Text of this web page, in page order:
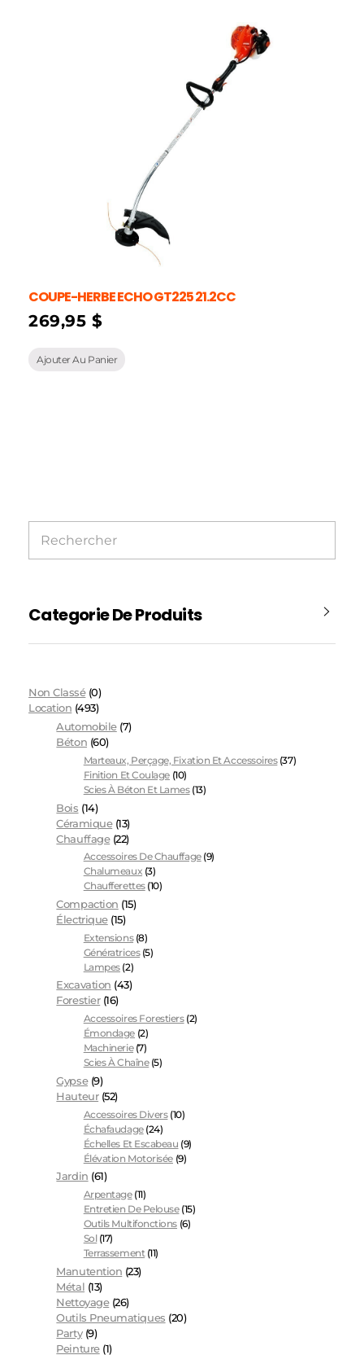
COUPE-HERBE ECHO GT225 21.2CC
269,95$
Ajouter Au Panier
Categorie De Produits
Non Classé (0)
Location (493)
Automobile (7)
Béton (60)
Marteaux, Perçage, Fixation Et Accessoires (37)
Finition Et Coulage (10)
Scies À Béton Et Lames (13)
Bois (14)
Céramique (13)
Chauffage (22)
Accessoires De Chauffage (9)
Chalumeaux (3)
Chaufferettes (10)
Compaction (15)
Électrique (15)
Extensions (8)
Génératrices (5)
Lampes (2)
Excavation (43)
Forestier (16)
Accessoires Forestiers (2)
Émondage (2)
Machinerie (7)
Scies À Chaîne (5)
Gypse (9)
Hauteur (52)
Accessoires Divers (10)
Échafaudage (24)
Échelles Et Escabeau (9)
Élévation Motorisée (9)
Jardin (61)
Arpentage (11)
Entretien De Pelouse (15)
Outils Multifonctions (6)
Sol (17)
Terrassement (11)
Manutention (23)
Métal (13)
Nettoyage (26)
Outils Pneumatiques (20)
Party (9)
Peinture (1)